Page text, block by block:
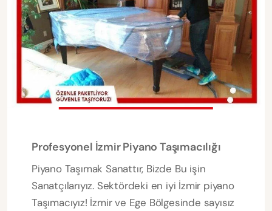
Profesyonel İzmir Piyano Taşımacılığı
Piyano Taşımak Sanattır, Bizde Bu işin
Sanatçılarıyız. Sektördeki en iyi İzmir piyano
Taşımacıyız! İzmir ve Ege Bölgesinde sayısız